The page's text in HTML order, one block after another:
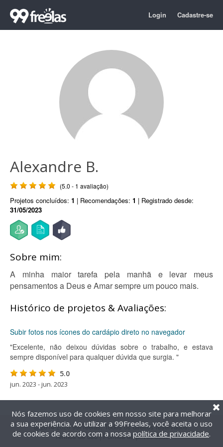
Login Cadastre-se
Alexandre B.
(5.0 - 1 avaliação)
Projetos concluídos: 1 | Recomendações: 1 | Registrado desde:
31/05/2023
Sobre mim:
A minha maior tarefa pela manhã e levar meus
pensamentos a Deus e Amar sempre um pouco mais.
Histórico de projetos & Avaliações:
Subir fotos nos ícones do cardápio direto no navegador
"Excelente, não deixou dúvidas sobre o trabalho, e estava
sempre disponível para qualquer dúvida que surgia. "
5.0
jun. 2023 - jun. 2023
@2014-2026 99Freelas. Todos os direitos reservados.
Termos de uso| Política de privacidade
Nós fazemos uso de cookies em nosso site para melhorar
a sua experiência. Ao utilizar a 99Freelas, você aceita o uso
de cookies de acordo com a nossa política de privacidade.